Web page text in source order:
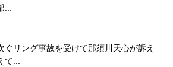
...
リング事故を受けて那須川天心が訴え
て...